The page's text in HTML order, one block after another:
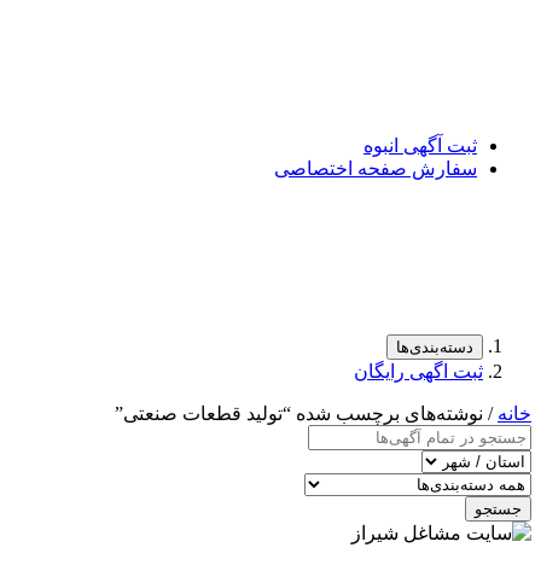
ثبت آگهی انبوه
سفارش صفحه اختصاصی
دسته‌بندی‌ها
ثبت اگهی رایگان
خانه / نوشته‌های برچسب شده “تولید قطعات صنعتی”
جستجو